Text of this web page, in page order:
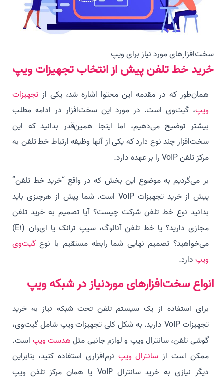
سخت‌افزارهای مورد نیاز برای ویپ
خرید خط تلفن پیش از انتخاب تجهیزات ویپ
همان‌طور که در مقدمه این محتوا اشاره شد، یکی از تجهیزات
ویپ، گیت‌وی است. در مورد این سخت‌افزار در ادامه مطلب
بیشتر توضیح می‌دهیم، اما اینجا همین‌قدر بدانید که این
سخت‌افزار چند نوع دارد که یکی از آنها وظیفه ارتباط خط تلفن به
مرکز تلفن VoIP را بر عهده دارد.
بر می‌گردیم به موضوع این بخش که در واقع “خرید خط تلفن”
پیش از خرید تجهیزات VoIP است. شما پیش از هرچیزی باید
بدانید نوع خط تلفن شرکت چیست؟ آیا تصمیم به خرید تلفن
مجازی دارید؟ یا خط تلفن آنالوگ، سیپ ترانک یا ای‌وان (E1)
می‌خواهید؟ تصمیم نهایی شما رابطه مستقیم با نوع گیت‌وی
ویپ دارد.
انواع سخت‌افزارهای موردنیاز در شبکه ویپ
برای استفاده از یک سیستم تلفن تحت شبکه نیاز به خرید
تجهیزات VoIP دارید. به شکل کلی تجهیزات ویپ شامل گیت‌وی،
گوشی تلفن، سانترال ویپ و لوازم جانبی مثل هدست ویپ است.
ممکن است از سانترال ویپ نرم‌افزاری استفاده کنید، بنابراین
دیگر نیازی به خرید سانترال VoIP یا همان مرکز تلفن ویپ